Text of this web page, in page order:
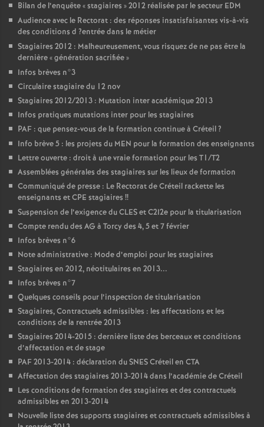
Bilan de l’enquête «stagiaires » 2012 réalisée par le secteur EDM
Audience avec le Rectorat : des réponses insatisfaisantes vis-à-vis
des conditions d ?entrée dans le métier
Stagiaires 2012 : Malheureusement, vous risquez de ne pas être la
dernière «génération sacrifiée»
Infos brèves n°3
Circulaire stagiaire du 12 nov
Stagiaires 2012/2013 : Mutation inter académique 2013
Infos pratiques mutations inter pour les stagiaires
PAF : que pensez-vous de la formation continue à Créteil?
Info brève 5 : les projets du MEN pour la formation des enseignants
Lettre ouverte : droit à une vraie formation pour les T1/T2
Assemblées générales des stagiaires sur les lieux de formation
Communiqué de presse : Le Rectorat de Créteil rackette les
enseignants etCPE stagiaires !!
Suspension de l’exigence duCLESet C2I2e pour la titularisation
Compte rendu des AG à Torcy des 4, 5 et 7 février
Infos brèves n°6
Note administrative : Mode d’emploi pour les stagiaires
Stagiaires en 2012, néotitulaires en 2013...
Infos brèves n°7
Quelques conseils pour l’inspection de titularisation
Stagiaires, Contractuels admissibles : les affectations et les
conditions de la rentrée 2013
Stagiaires 2014-2015 : dernière liste des berceaux et conditions
d’affectation et de stage
PAF2013-2014 : déclaration duSNESCréteil en CTA
Affectation des stagiaires 2013-2014 dans l’académie de Créteil
Les conditions de formation des stagiaires et des contractuels
admissibles en 2013-2014
Nouvelle liste des supports stagiaires et contractuels admissibles à